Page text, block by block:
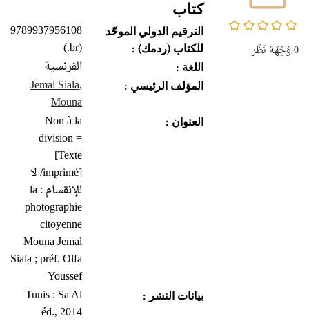
0/5
0وُجْهَة نَظَر
كتاب
الترقيم الدولي الموحّد
للكتاب (ردمك) :
9789937956108
(br.)
اللغة : الفرنسية
المؤلف الرئيسي :
Jemal Siala,
Mouna
العنوان :
Non à la
division =
[Texte
imprimé]/ لا
للإنقسام : la
photographie
citoyenne
Mouna Jemal
Siala ; préf. Olfa
Youssef
بيانات النشر :
Tunis : Sa'Al
éd., 2014